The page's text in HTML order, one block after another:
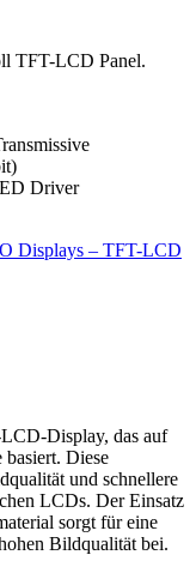
TFT-LCD Panel.
Driver
Displays – TFT-LCD
Display, das auf
Diese
und schnellere
LCDs. Der Einsatz
sorgt für eine
Bildqualität bei.